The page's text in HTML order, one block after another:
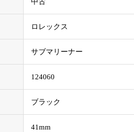
中古
ロレックス
サブマリーナー
124060
ブラック
41mm